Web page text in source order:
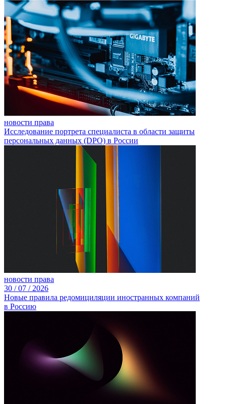
новости права
Исследование портрета специалиста в области защиты
персональных данных (DPO) в России
новости права
30 /07 / 2026
Новые правила редомициляции иностранных компаний
в Россию